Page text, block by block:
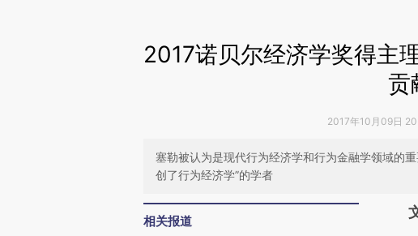
2017诺贝尔经济学奖得主
贡
2017年10月09日
塞勒被认为是现代行为经济学和行为金融学领域的
创了行为经济学”的学者
相关报道
请